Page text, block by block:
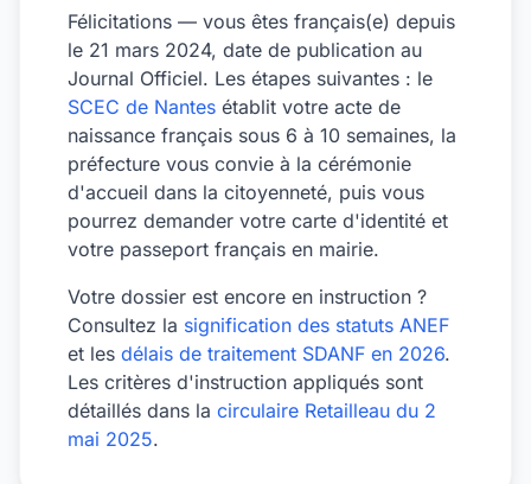
Félicitations — vous êtes français(e) depuis
le 21 mars 2024, date de publication au
Journal Officiel. Les étapes suivantes : le
SCEC de Nantes établit votre acte de
naissance français sous 6 à 10 semaines, la
préfecture vous convie à la cérémonie
d'accueil dans la citoyenneté, puis vous
pourrez demander votre carte d'identité et
votre passeport français en mairie.
Votre dossier est encore en instruction ?
Consultez la signification des statuts ANEF
et les délais de traitement SDANF en 2026.
Les critères d'instruction appliqués sont
détaillés dans la circulaire Retailleau du 2
mai 2025.